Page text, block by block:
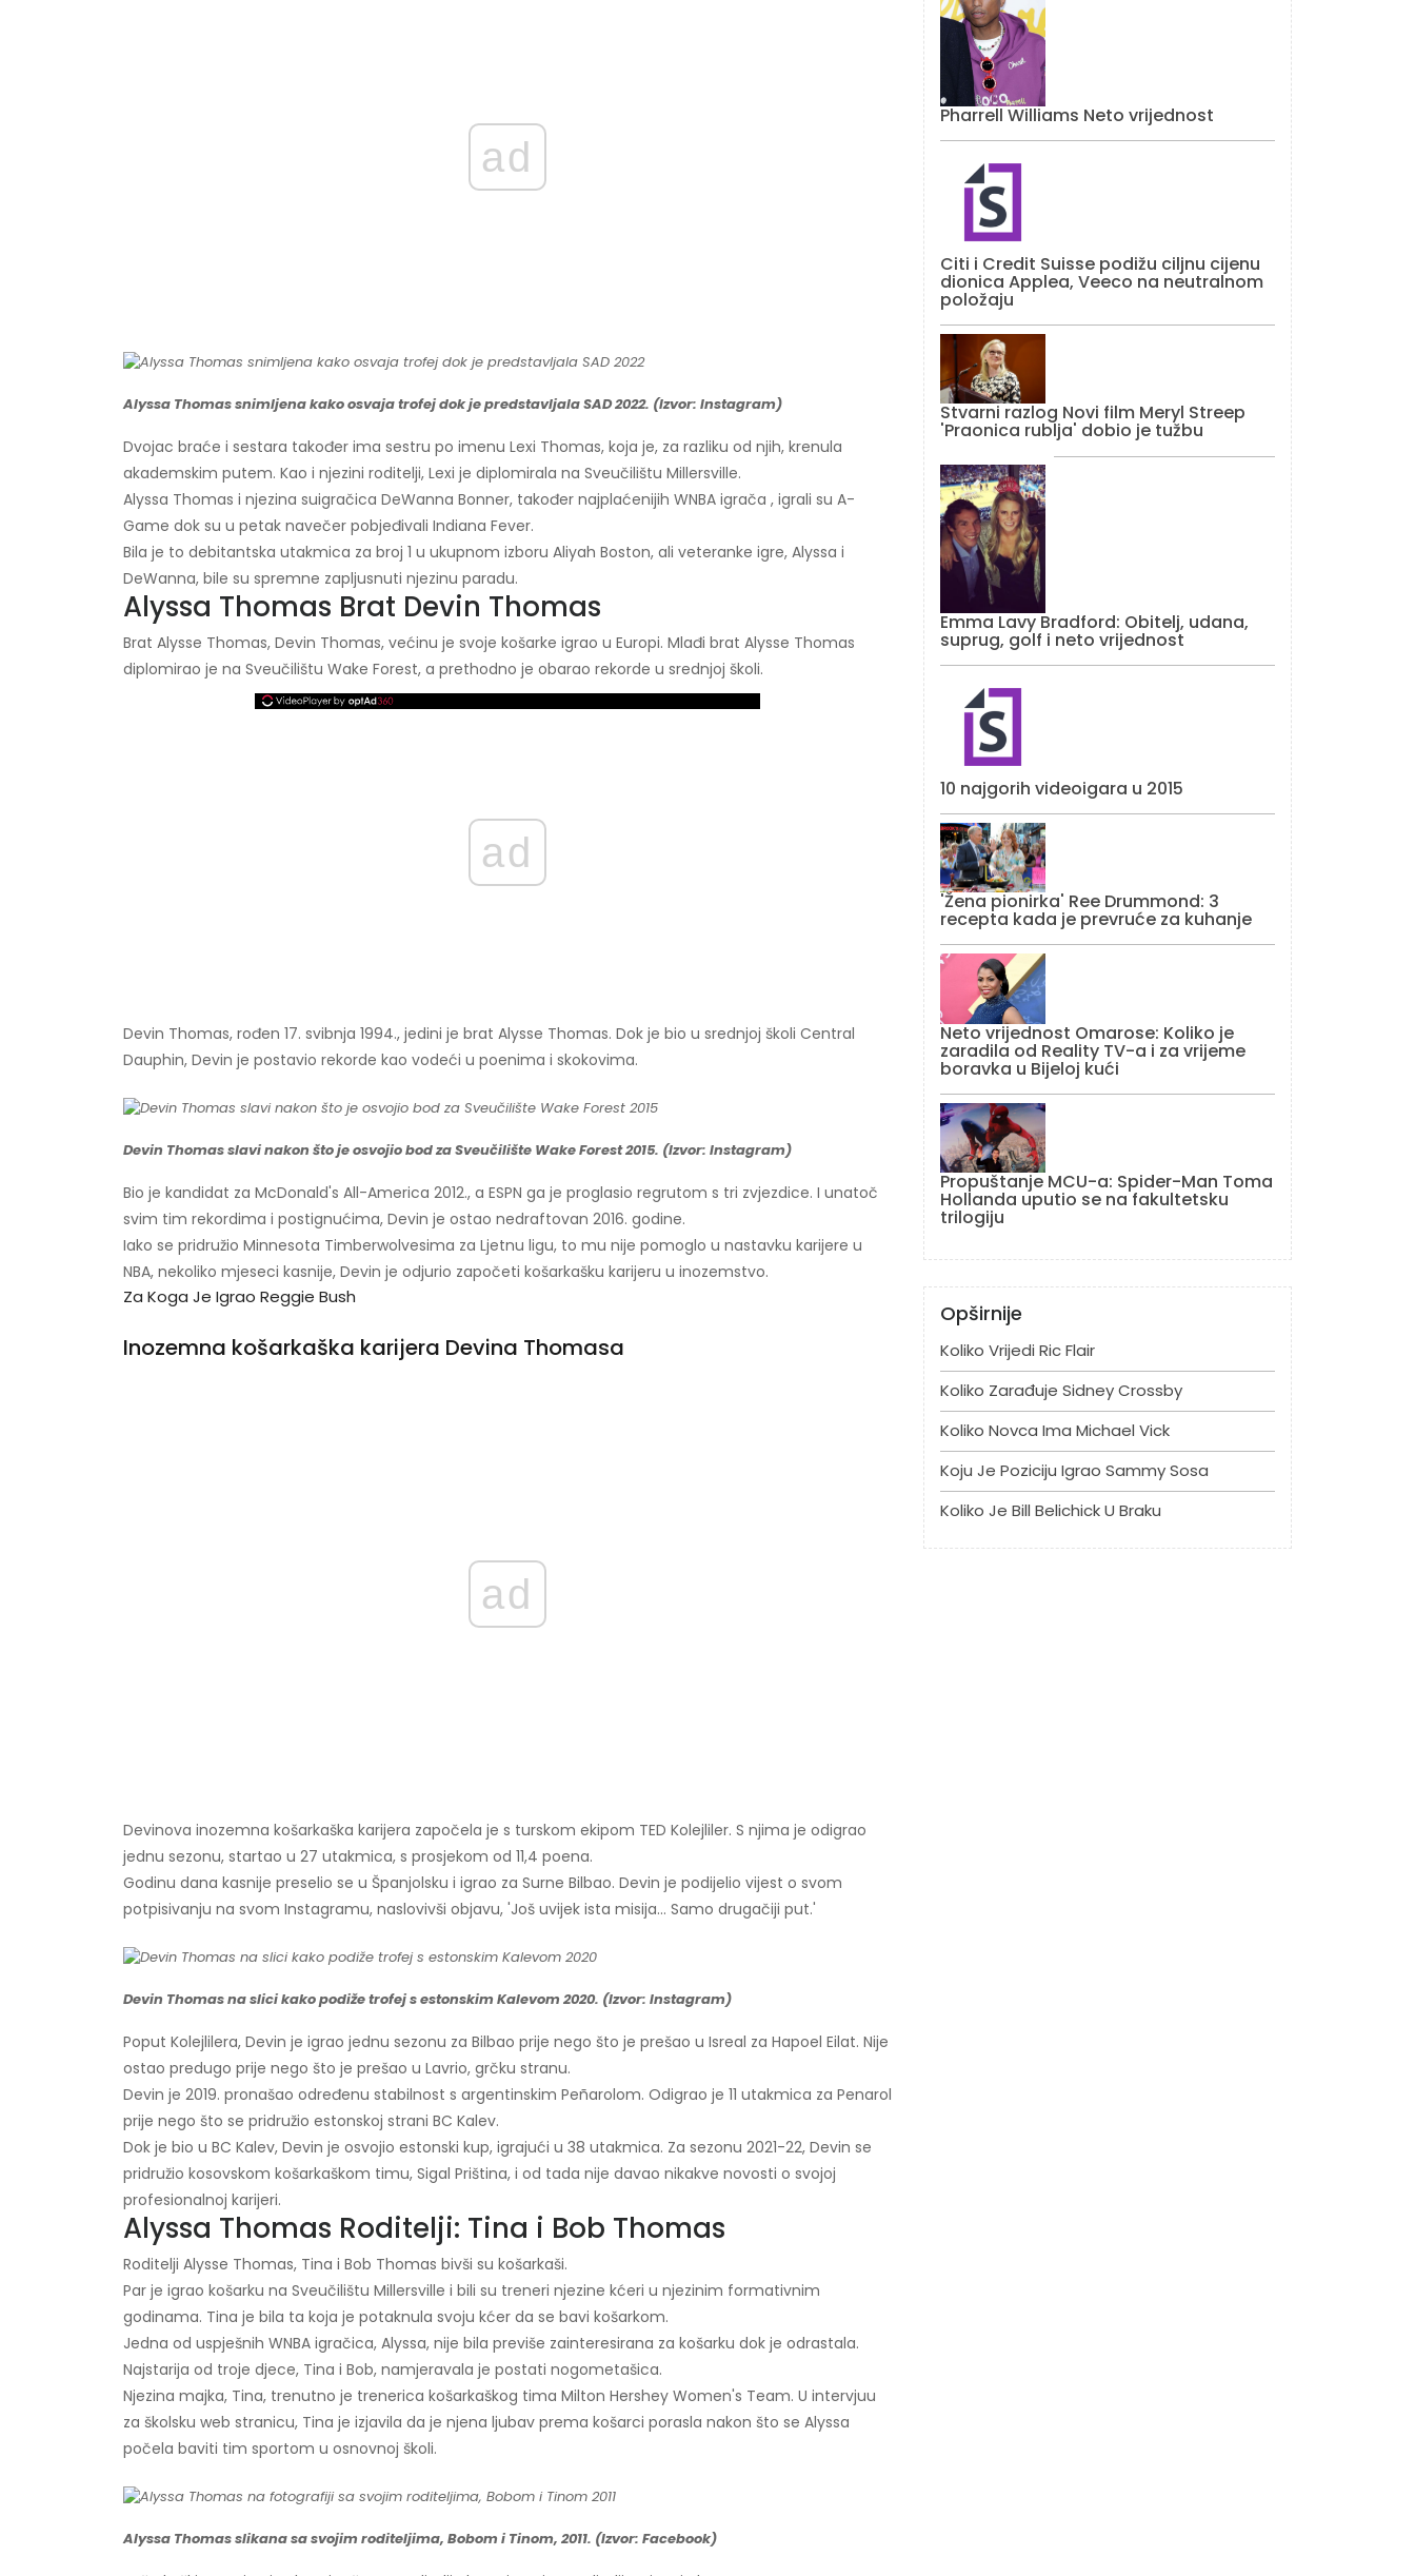
ad
Alyssa Thomas snimljena kako osvaja trofej dok je predstavljala SAD 2022. (Izvor: Instagram)
Dvojac braće i sestara također ima sestru po imenu Lexi Thomas, koja je, za razliku od njih, krenula
akademskim putem. Kao i njezini roditelji, Lexi je diplomirala na Sveučilištu Millersville.
Alyssa Thomas i njezina suigračica DeWanna Bonner, također najplaćenijih WNBA igrača , igrali su A-
Game dok su u petak navečer pobjeđivali Indiana Fever.
Bila je to debitantska utakmica za broj 1 u ukupnom izboru Aliyah Boston, ali veteranke igre, Alyssa i
DeWanna, bile su spremne zapljusnuti njezinu paradu.
Alyssa Thomas Brat Devin Thomas
Brat Alysse Thomas, Devin Thomas, većinu je svoje košarke igrao u Europi. Mlađi brat Alysse Thomas
diplomirao je na Sveučilištu Wake Forest, a prethodno je obarao rekorde u srednjoj školi.
ad
Devin Thomas, rođen 17. svibnja 1994., jedini je brat Alysse Thomas. Dok je bio u srednjoj školi Central
Dauphin, Devin je postavio rekorde kao vodeći u poenima i skokovima.
Devin Thomas slavi nakon što je osvojio bod za Sveučilište Wake Forest 2015. (Izvor: Instagram)
Bio je kandidat za McDonald's All-America 2012., a ESPN ga je proglasio regrutom s tri zvjezdice. I unatoč
svim tim rekordima i postignućima, Devin je ostao nedraftovan 2016. godine.
Iako se pridružio Minnesota Timberwolvesima za Ljetnu ligu, to mu nije pomoglo u nastavku karijere u
NBA, nekoliko mjeseci kasnije, Devin je odjurio započeti košarkašku karijeru u inozemstvo.
Za Koga Je Igrao Reggie Bush
Inozemna košarkaška karijera Devina Thomasa
ad
Devinova inozemna košarkaška karijera započela je s turskom ekipom TED Kolejliler. S njima je odigrao
jednu sezonu, startao u 27 utakmica, s prosjekom od 11,4 poena.
Godinu dana kasnije preselio se u Španjolsku i igrao za Surne Bilbao. Devin je podijelio vijest o svom
potpisivanju na svom Instagramu, naslovivši objavu, 'Još uvijek ista misija... Samo drugačiji put.'
Devin Thomas na slici kako podiže trofej s estonskim Kalevom 2020. (Izvor: Instagram)
Poput Kolejlilera, Devin je igrao jednu sezonu za Bilbao prije nego što je prešao u Isreal za Hapoel Eilat. Nije
ostao predugo prije nego što je prešao u Lavrio, grčku stranu.
Devin je 2019. pronašao određenu stabilnost s argentinskim Peñarolom. Odigrao je 11 utakmica za Penarol
prije nego što se pridružio estonskoj strani BC Kalev.
Dok je bio u BC Kalev, Devin je osvojio estonski kup, igrajući u 38 utakmica. Za sezonu 2021-22, Devin se
pridružio kosovskom košarkaškom timu, Sigal Priština, i od tada nije davao nikakve novosti o svojoj
profesionalnoj karijeri.
Alyssa Thomas Roditelji: Tina i Bob Thomas
Roditelji Alysse Thomas, Tina i Bob Thomas bivši su košarkaši.
Par je igrao košarku na Sveučilištu Millersville i bili su treneri njezine kćeri u njezinim formativnim
godinama. Tina je bila ta koja je potaknula svoju kćer da se bavi košarkom.
Jedna od uspješnih WNBA igračica, Alyssa, nije bila previše zainteresirana za košarku dok je odrastala.
Najstarija od troje djece, Tina i Bob, namjeravala je postati nogometašica.
Njezina majka, Tina, trenutno je trenerica košarkaškog tima Milton Hershey Women's Team. U intervjuu
za školsku web stranicu, Tina je izjavila da je njena ljubav prema košarci porasla nakon što se Alyssa
počela baviti tim sportom u osnovnoj školi.
Alyssa Thomas slikana sa svojim roditeljima, Bobom i Tinom, 2011. (Izvor: Facebook)
Pharrell Williams Neto vrijednost
Citi i Credit Suisse podižu ciljnu cijenu
dionica Applea, Veeco na neutralnom
položaju
Stvarni razlog Novi film Meryl Streep
'Praonica rublja' dobio je tužbu
Emma Lavy Bradford: Obitelj, udana,
suprug, golf i neto vrijednost
10 najgorih videoigara u 2015
'Žena pionirka' Ree Drummond: 3
recepta kada je prevruće za kuhanje
Neto vrijednost Omarose: Koliko je
zaradila od Reality TV-a i za vrijeme
boravka u Bijeloj kući
Propuštanje MCU-a: Spider-Man Toma
Hollanda uputio se na fakultetsku
trilogiju
Opširnije
Koliko Vrijedi Ric Flair
Koliko Zarađuje Sidney Crossby
Koliko Novca Ima Michael Vick
Koju Je Poziciju Igrao Sammy Sosa
Koliko Je Bill Belichick U Braku